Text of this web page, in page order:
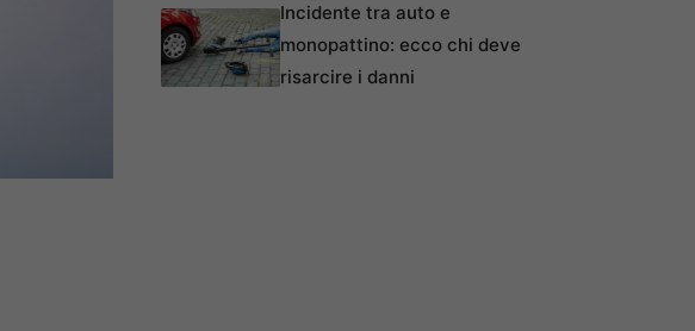
Incidente tra auto e
monopattino: ecco chi deve
risarcire i danni